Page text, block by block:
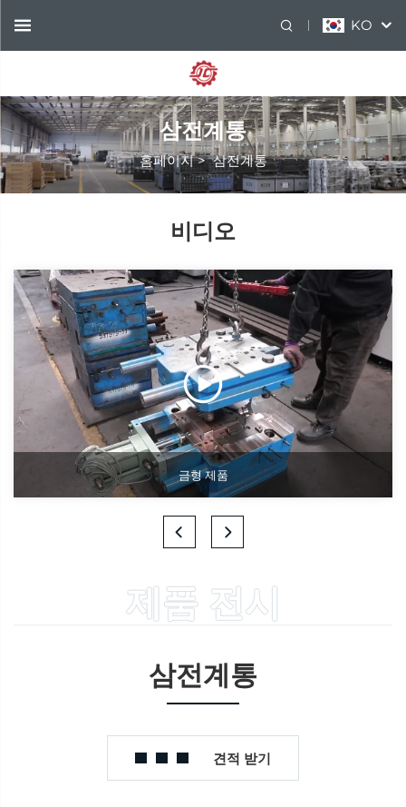
KO
삼전계통
홈페이지>삼전계통
비디오
금형 제품
제품 전시
삼전계통
견적 받기